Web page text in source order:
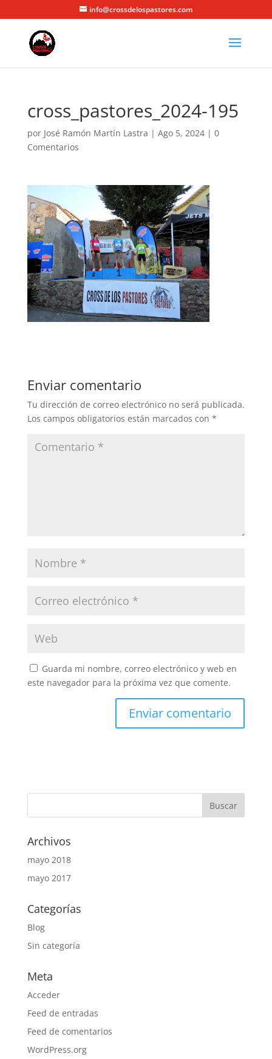
info@crossdelospastores.com
cross_pastores_2024-195
por José Ramón Martín Lastra | Ago 5, 2024| 0
Comentarios
Enviar comentario
Tu dirección de correo electrónico no será publicada.
Los campos obligatorios están marcados con *
Guarda mi nombre, correo electrónico y web en
este navegador para la próxima vez que comente.
Archivos
mayo 2018
mayo 2017
Categorías
Blog
Sin categoría
Meta
Acceder
Feed de entradas
Feed de comentarios
WordPress.org